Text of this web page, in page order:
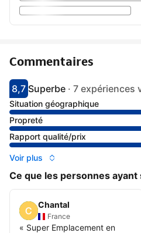
Commentaires
Avec une note de 8.7
8,7
superbeSuperbe · 7 expériences
Situation géographique
Propreté
Rapport qualité/prix
Voir plus
Ce que les personnes
Chantal
France
« Super Emplacement en